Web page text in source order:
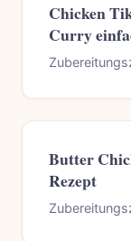
Chicken
Curry
Butter
Rezept